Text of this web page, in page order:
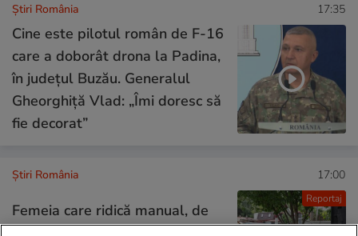
Știri România 17:35
Cine este pilotul român de F-16
care a doborât drona la Padina,
în județul Buzău. Generalul
Gheorghiță Vlad: „Îmi doresc să
fie decorat”
Reportaj
Știri România 17:00
Femeia care ridică manual, de